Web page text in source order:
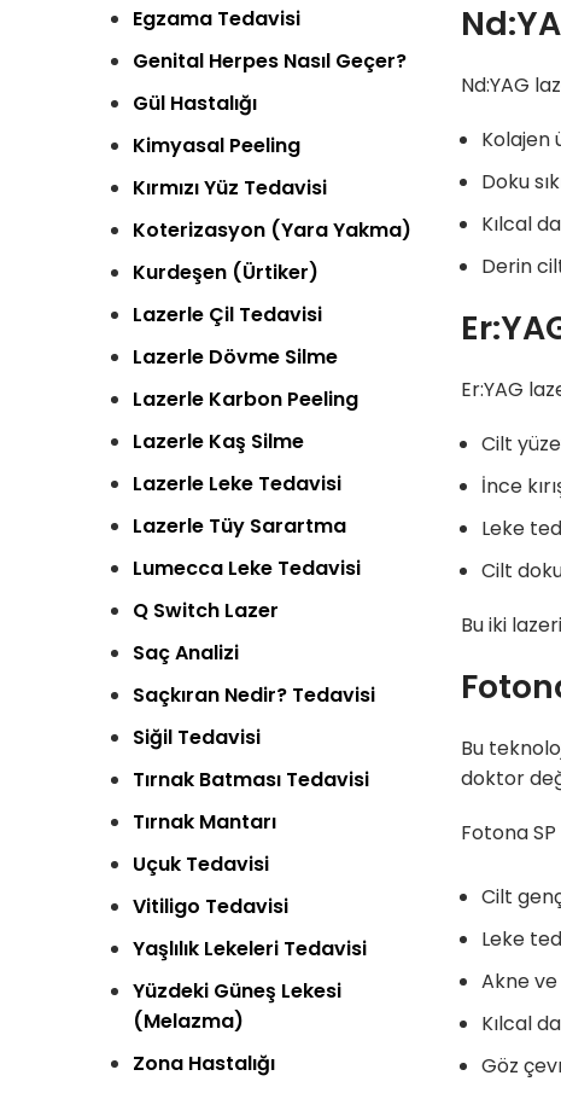
Nd:YAG
Kolajen
Doku
Kılcal
Derin
Er:YAG
Cilt
İnce
Leke
Cilt
Bu iki
Bu
doktor
Fotona SP
Cilt
Leke
Akne
Kılcal
Göz
Egzama Tedavisi
Genital Herpes Nasıl Geçer?
Gül Hastalığı
Kimyasal Peeling
Kırmızı Yüz Tedavisi
Koterizasyon (Yara Yakma)
Kurdeşen (Ürtiker)
Lazerle Çil Tedavisi
Lazerle Dövme Silme
Lazerle Karbon Peeling
Lazerle Kaş Silme
Lazerle Leke Tedavisi
Lazerle Tüy Sarartma
Lumecca Leke Tedavisi
Q Switch Lazer
Saç Analizi
Saçkıran Nedir? Tedavisi
Siğil Tedavisi
Tırnak Batması Tedavisi
Tırnak Mantarı
Uçuk Tedavisi
Vitiligo Tedavisi
Yaşlılık Lekeleri Tedavisi
Yüzdeki Güneş Lekesi
(Melazma)
Zona Hastalığı